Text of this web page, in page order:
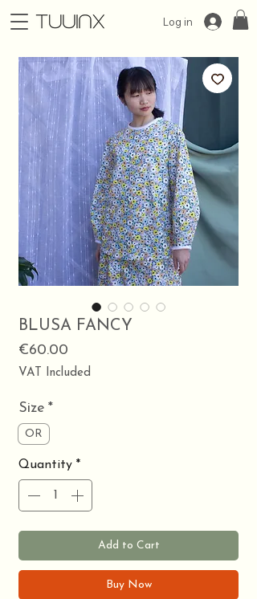
Log in
BLUSA FANCY
€60.00
VAT Included
Size *
OR
Quantity *
Add to Cart
Buy Now